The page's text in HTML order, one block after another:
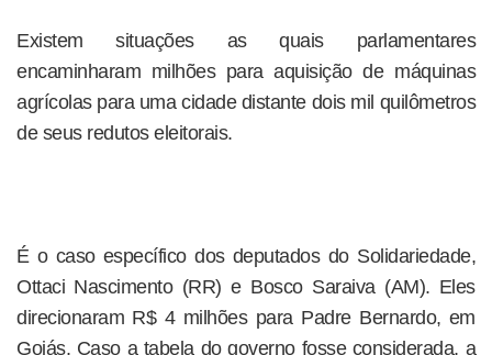
Existem situações as quais parlamentares
encaminharam milhões para aquisição de máquinas
agrícolas para uma cidade distante dois mil quilômetros
de seus redutos eleitorais.
É o caso específico dos deputados do Solidariedade,
Ottaci Nascimento (RR) e Bosco Saraiva (AM). Eles
direcionaram R$ 4 milhões para Padre Bernardo, em
Goiás. Caso a tabela do governo fosse considerada, a